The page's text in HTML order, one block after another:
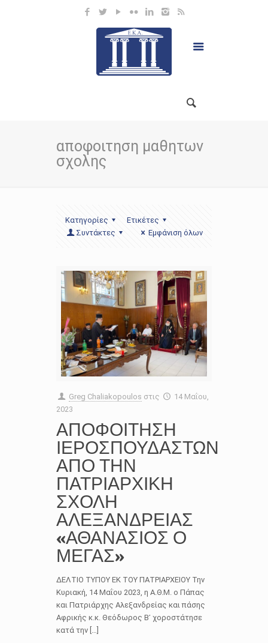
αποφοιτηση μαθητων
σχολης
Κατηγορίες
Ετικέτες
Συντάκτες
Εμφάνιση όλων
Greg Chaliakopoulos στις
14 Μαΐου,
2023
ΑΠΟΦΟΙΤΗΣΗ
ΙΕΡΟΣΠΟΥΔΑΣΤΩΝ
ΑΠΟ ΤΗΝ
ΠΑΤΡΙΑΡΧΙΚΗ
ΣΧΟΛΗ
ΑΛΕΞΑΝΔΡΕΙΑΣ
«ΑΘΑΝΑΣΙΟΣ Ο
ΜΕΓΑΣ»
ΔΕΛΤΙΟ ΤΥΠΟΥ ΕΚ ΤΟΥ ΠΑΤΡΙΑΡΧΕΙΟΥ Την
Κυριακή, 14 Μαΐου 2023, η Α.Θ.Μ. ο Πάπας
και Πατριάρχης Αλεξανδρείας και πάσης
Αφρικής κ.κ. Θεόδωρος Β᾿ χοροστάτησε
κατά την […]